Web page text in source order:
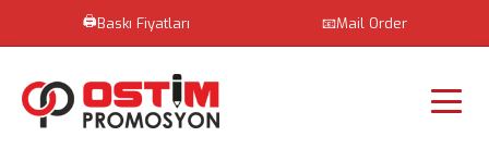
🖨️Baskı Fiyatları 📧Mail Order